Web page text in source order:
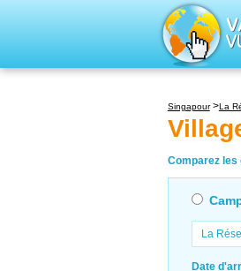
Singapour La
Comparez les
Date